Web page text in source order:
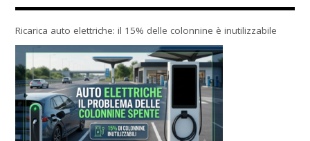
Ricarica auto elettriche: il 15% delle colonnine è inutilizzabile